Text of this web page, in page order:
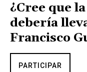
¿Cree que
debería
Francisco
PARTICIPAR